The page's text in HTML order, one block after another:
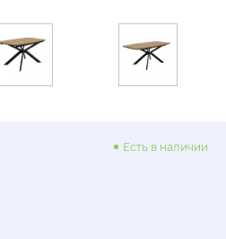
Есть в наличии